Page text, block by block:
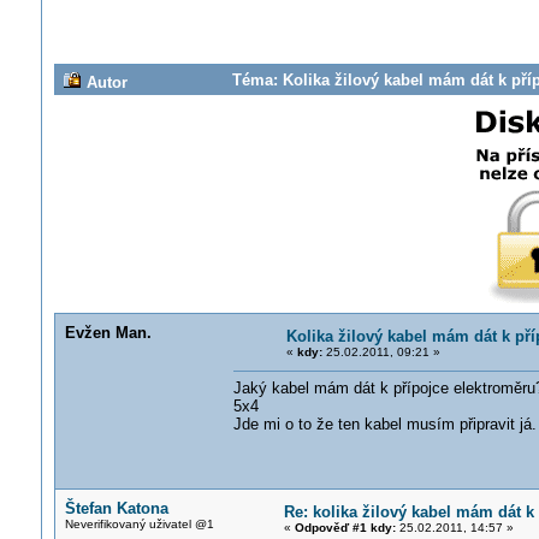
Autor Téma: Kolika žilový kabel mám dát k
Evžen Man. Kolika žilový kabel mám dát k
« kdy:25.02.2011, 09:21 »
Jaký kabel mám dát k přípojce
5x4
Jde mi o to že ten kabel musím připravit
Štefan Katona
Neverifikovaný uživatel @1
Re: kolika žilový kabel mám dát
« Odpověď #1 kdy:25.02.2011, 14:57 »